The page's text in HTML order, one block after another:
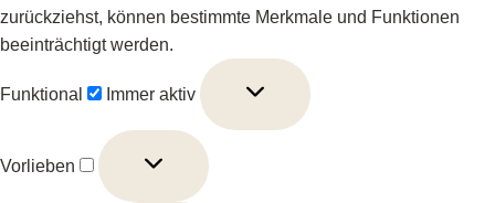
zurückziehst, können bestimmte Merkmale und Funktionen
beeinträchtigt werden.
Funktional
Immer aktiv
Vorlieben
Vorlieben